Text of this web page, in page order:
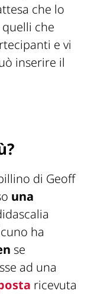
che lo
che
e vi
inserire il
di Geoff
una
ha
se
ad una
ricevuta